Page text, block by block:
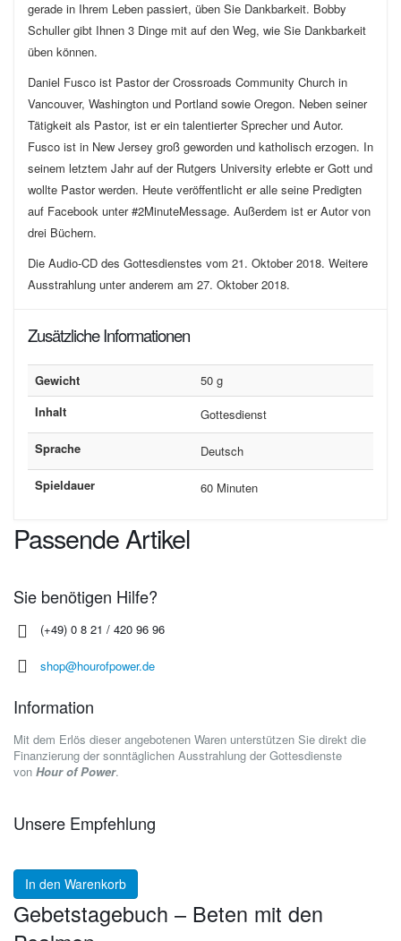
gerade in Ihrem Leben passiert, üben Sie Dankbarkeit. Bobby
Schuller gibt Ihnen 3 Dinge mit auf den Weg, wie Sie Dankbarkeit
üben können.
Daniel Fusco ist Pastor der Crossroads Community Church in
Vancouver, Washington und Portland sowie Oregon. Neben seiner
Tätigkeit als Pastor, ist er ein talentierter Sprecher und Autor.
Fusco ist in New Jersey groß geworden und katholisch erzogen. In
seinem letztem Jahr auf der Rutgers University erlebte er Gott und
wollte Pastor werden. Heute veröffentlicht er alle seine Predigten
auf Facebook unter #2MinuteMessage. Außerdem ist er Autor von
drei Büchern.
Die Audio-CD des Gottesdienstes vom 21. Oktober 2018. Weitere
Ausstrahlung unter anderem am 27. Oktober 2018.
Zusätzliche Informationen
Gewicht
50 g
Inhalt
Gottesdienst
Sprache
Deutsch
Spieldauer
60 Minuten
Passende Artikel
Sie benötigen Hilfe?
(+49) 0 8 21 / 420 96 96
shop@hourofpower.de
Information
Mit dem Erlös dieser angebotenen Waren unterstützen Sie direkt die
Finanzierung der sonntäglichen Ausstrahlung der Gottesdienste
von Hour of Power.
Unsere Empfehlung
In den Warenkorb
Gebetstagebuch – Beten mit den